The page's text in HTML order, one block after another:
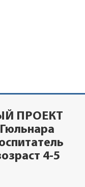
ПРОЕКТ
4-5